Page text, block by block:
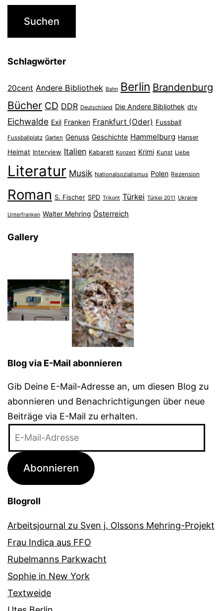
Schlagwörter
20cent Andere Bibliothek Bahn Berlin Brandenburg
Bücher CD DDR Deutschland Die Andere Bibliothek dtv
Eichwalde Exil Franken Frankfurt (Oder) Fussball
Fussballplatz Garten Genuss Geschichte Hammelburg Hanser
Heimat Interview Italien Kabarett Konzert Krimi Kunst Liebe
Literatur Musik Nationalsozialismus Polen Rezension
Roman S. Fischer SPD Trikont Türkei Türkei 2011 Ukraine
Unterfranken Walter Mehring Österreich
Gallery
Blog via E-Mail abonnieren
Gib Deine E-Mail-Adresse an, um diesen Blog zu
abonnieren und Benachrichtigungen über neue
Beiträge via E-Mail zu erhalten.
Adresse
Abonnieren
Blogroll
Arbeitsjournal zu Sven j. Olssons Mehring-Projekt
Frau Indica aus FFO
Rubelmanns Parkwacht
Sophie in New York
Textweide